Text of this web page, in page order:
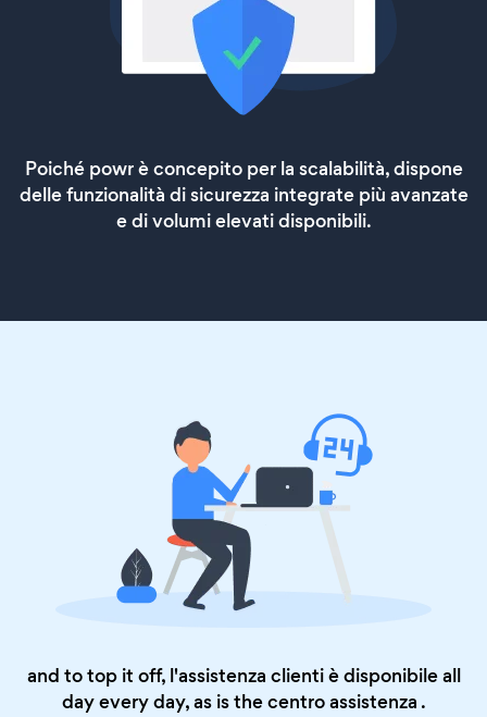
Poiché powr è concepito per la scalabilità, dispone
delle funzionalità di sicurezza integrate più avanzate
e di volumi elevati disponibili.
and to top it off, l'assistenza clienti è disponibile all
day every day, as is thecentro assistenza .